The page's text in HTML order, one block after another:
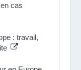
cas
: travail,